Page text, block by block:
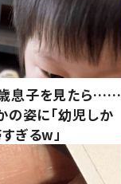
息子を見たら……
の姿に「幼児しか
ぎるw」